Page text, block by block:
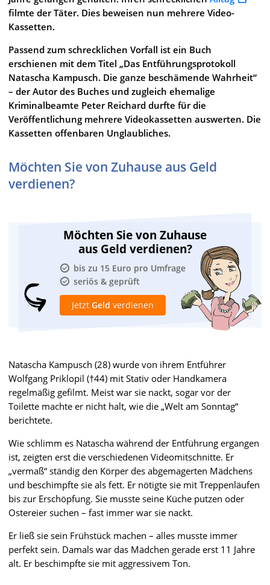
filmte der Täter. Dies beweisen nun mehrere Video-
Kassetten.
Passend zum schrecklichen Vorfall ist ein Buch
erschienen mit dem Titel „Das Entführungsprotokoll
Natascha Kampusch. Die ganze beschämende Wahrheit“
– der Autor des Buches und zugleich ehemalige
Kriminalbeamte Peter Reichard durfte für die
Veröffentlichung mehrere Videokassetten auswerten. Die
Kassetten offenbaren Unglaubliches.
Möchten Sie von Zuhause aus Geld
verdienen?
Möchten Sie von Zuhause
aus Geld verdienen?
bis zu 15 Euro pro Umfrage
seriös & geprüft
Jetzt Geld verdienen
Natascha Kampusch (28) wurde von ihrem Entführer
Wolfgang Priklopil (†44) mit Stativ oder Handkamera
regelmäßig gefilmt. Meist war sie nackt, sogar vor der
Toilette machte er nicht halt, wie die „Welt am Sonntag“
berichtete.
Wie schlimm es Natascha während der Entführung ergangen
ist, zeigten erst die verschiedenen Videomitschnitte. Er
„vermaß“ ständig den Körper des abgemagerten Mädchens
und beschimpfte sie als fett. Er nötigte sie mit Treppenläufen
bis zur Erschöpfung. Sie musste seine Küche putzen oder
Ostereier suchen – fast immer war sie nackt.
Er ließ sie sein Frühstück machen – alles musste immer
perfekt sein. Damals war das Mädchen gerade erst 11 Jahre
alt. Er beschimpfte sie mit aggressivem Ton.